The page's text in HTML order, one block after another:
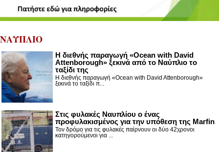
ΝΑΥΠΛΙΟ
Η διεθνής παραγωγή «Ocean with David
Attenborough» ξεκινά από το Ναύπλιο το
ταξίδι της
Η διεθνής παραγωγή «Ocean with David Attenborough»
ξεκινά το ταξίδι π...
Στις φυλακές Ναυπλίου ο ένας
προφυλακισμένος για την υπόθεση της Marfin
Τον δρόμο για τις φυλακές παίρνουν οι δύο 42χρονοι
κατηγορούμενοι για ...